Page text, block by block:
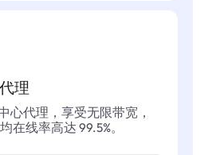
理
心代理，享受无限带宽，
在线率高达 99.5%。